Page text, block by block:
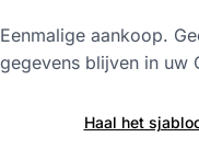
Eenmalige aankoop.
gegevens blijven in uw
Haal het